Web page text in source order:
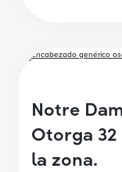
Notre
Otorga
la zona.